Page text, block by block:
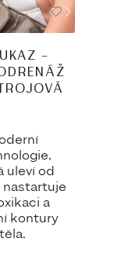
–
uleví od
a
kontury
těla.